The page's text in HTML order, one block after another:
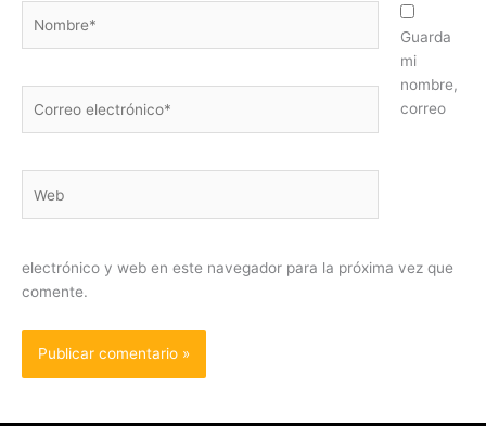
electrónico*
Guarda
mi
nombre,
correo
electrónico y web en este navegador para la próxima vez que
comente.